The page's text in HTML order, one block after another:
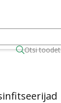
Otsi toodet